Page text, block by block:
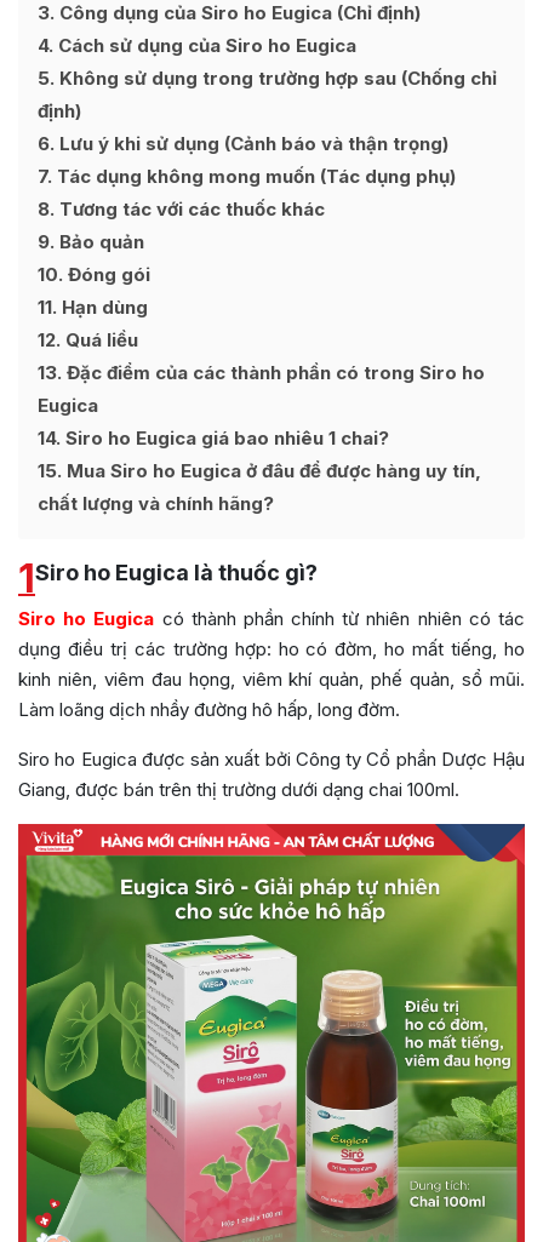
3 Công dụng của Siro ho Eugica (Chỉ định)
4 Cách sử dụng của Siro ho Eugica
5 Không sử dụng trong trường hợp sau (Chống chỉ
định)
6 Lưu ý khi sử dụng (Cảnh báo và thận trọng)
7 Tác dụng không mong muốn (Tác dụng phụ)
8 Tương tác với các thuốc khác
9 Bảo quản
10 Đóng gói
11 Hạn dùng
12 Quá liều
13 Đặc điểm của các thành phần có trong Siro ho
Eugica
14 Siro ho Eugica giá bao nhiêu 1 chai?
15 Mua Siro ho Eugica ở đâu để được hàng uy tín,
chất lượng và chính hãng?
1Siro ho Eugica là thuốc gì?
Siro ho Eugica có thành phần chính từ nhiên nhiên có tác
dụng điều trị các trường hợp: ho có đờm, ho mất tiếng, ho
kinh niên, viêm đau họng, viêm khí quản, phế quản, sổ mũi.
Làm loãng dịch nhầy đường hô hấp, long đờm.
Siro ho Eugica được sản xuất bởi Công ty Cổ phần Dược Hậu
Giang, được bán trên thị trường dưới dạng chai 100ml.